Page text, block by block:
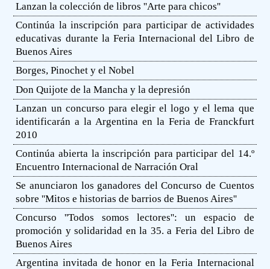
Lanzan la colección de libros ''Arte para chicos''
Continúa la inscripción para participar de actividades
educativas durante la Feria Internacional del Libro de
Buenos Aires
Borges, Pinochet y el Nobel
Don Quijote de la Mancha y la depresión
Lanzan un concurso para elegir el logo y el lema que
identificarán a la Argentina en la Feria de Franckfurt
2010
Continúa abierta la inscripción para participar del 14.º
Encuentro Internacional de Narración Oral
Se anunciaron los ganadores del Concurso de Cuentos
sobre ''Mitos e historias de barrios de Buenos Aires''
Concurso ''Todos somos lectores'': un espacio de
promoción y solidaridad en la 35. a Feria del Libro de
Buenos Aires
Argentina invitada de honor en la Feria Internacional